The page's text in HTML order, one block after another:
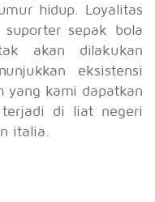
hidup. Loyalitas
sepak bola
akan dilakukan
eksistensi
yang kami dapatkan
di liat negeri
italia.